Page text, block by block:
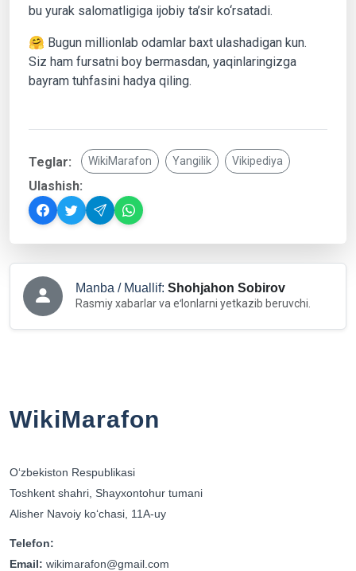
bu yurak salomatligiga ijobiy ta’sir ko‘rsatadi.
🤗 Bugun millionlab odamlar baxt ulashadigan kun.
Siz ham fursatni boy bermasdan, yaqinlaringizga
bayram tuhfasini hadya qiling.
Teglar: WikiMarafon Yangilik Vikipediya
Ulashish:
Manba / Muallif: Shohjahon Sobirov
Rasmiy xabarlar va eʻlonlarni yetkazib beruvchi.
WikiMarafon
Oʻzbekiston Respublikasi
Toshkent shahri, Shayxontohur tumani
Alisher Navoiy koʻchasi, 11A-uy
Telefon:
Email: wikimarafon@gmail.com